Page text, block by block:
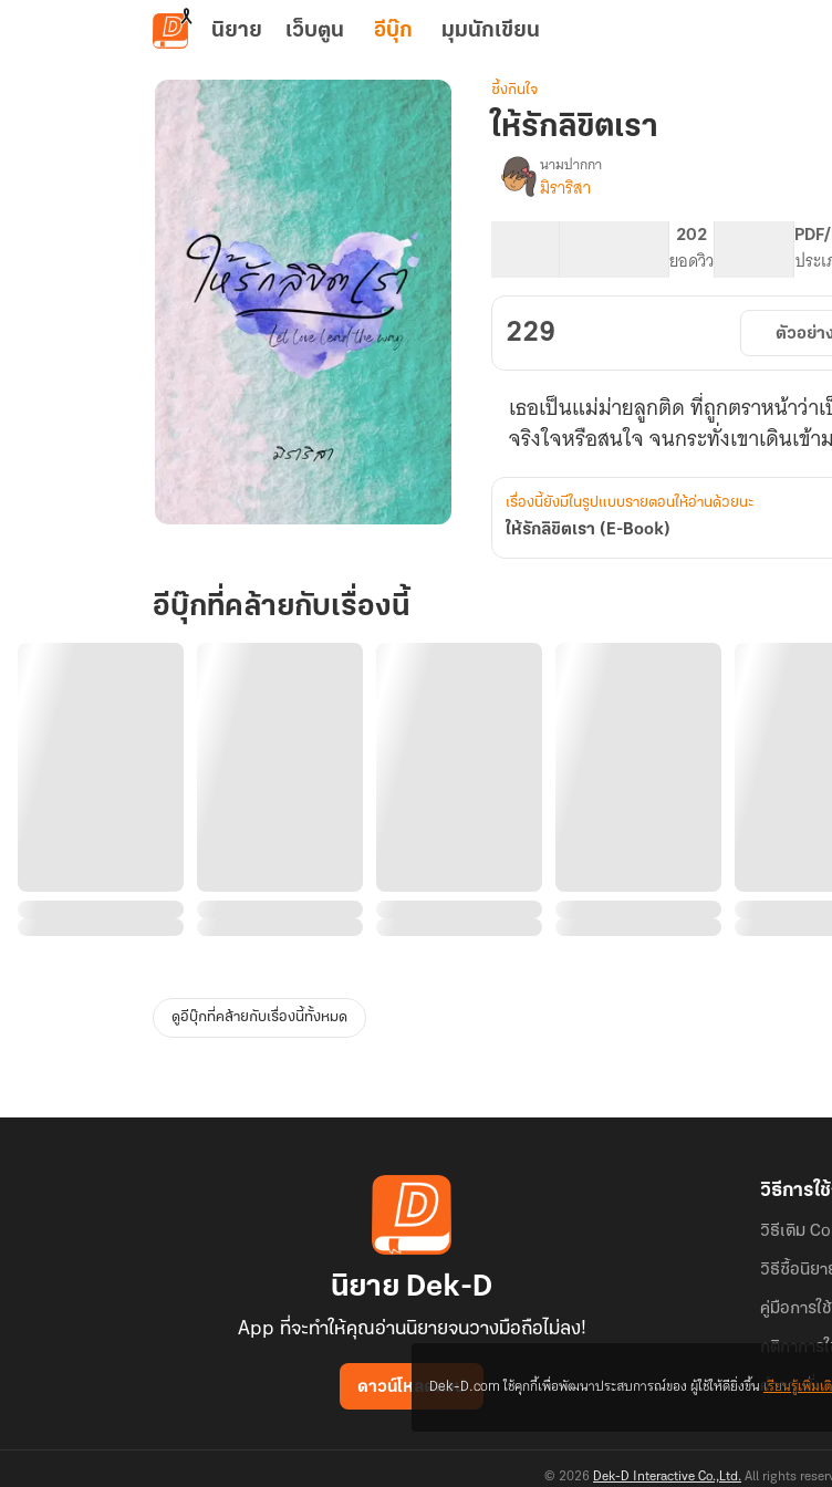
ข้ามไปยังเนื้อหาหลัก
นิยาย เว็บตูน อีบุ๊ก มุมนักเขียน
ลิขิต
เรา
ซึ้งกินใจ
ให้รักลิขิตเรา
เรื่อง
(E-
Book)
นามปากกา
มิราริสา
202
ยอดวิว ประ
229 ตัวอย่า
เธอเป็นแม่ม่ายลูกติด ที่ถูกตราหน้าว่า
จริงใจหรือสนใจ จนกระทั่งเขาเดินเข้า
เรื่องนี้ยังมีในรูปแบบรายตอนให้อ่านด้วยนะ
ให้รักลิขิตเรา (E-Book)
อีบุ๊กที่คล้ายกับเรื่องนี้
ดูอีบุ๊กที่คล้ายกับเรื่องนี้ทั้งหมด
นิยาย Dek-D
App ที่จะทำให้คุณอ่านนิยายจนวางมือถือไม่ลง!
ดาวน์โหลดแอป
วิธีการใ
วิธีเติม
วิธีซื้อนิยา
คู่มือการใ
กติกาการ
คำถามที่พ
© 2026 Dek-D Interactive Co.,Ltd. All rights
Dek-D.com ใช้คุกกี้เพื่อพัฒนาประสบการณ์ของ ผู้ใช้ให้ดียิ่งขึ้นเรียนรู้เพิ่ม